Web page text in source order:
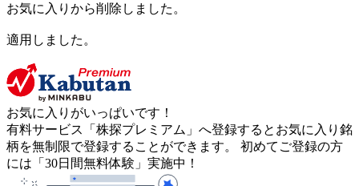
お気に入りから削除しました。
適用しました。
お気に入りがいっぱいです！
有料サービス「株探プレミアム」へ登録するとお気に入り銘
柄を無制限で登録することができます。 初めてご登録の方
には「30日間無料体験」実施中！